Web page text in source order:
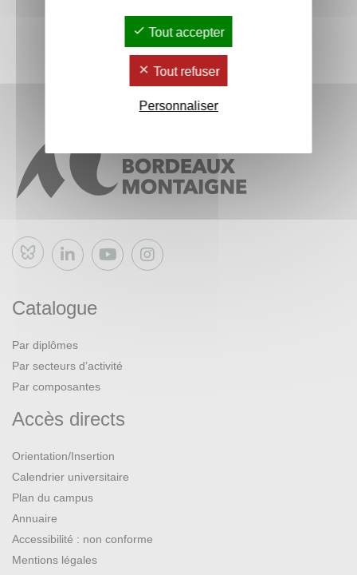
Bluesky
Catalogue
Par diplômes
Par secteurs d’activité
Par composantes
Accès directs
Orientation/Insertion
Calendrier universitaire
Plan du campus
Annuaire
Accessibilité : non conforme
Mentions légales
Tout accepter
Tout refuser
Personnaliser